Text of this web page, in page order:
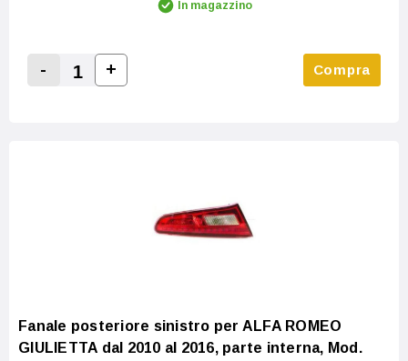
In magazzino
Decrease Quantity:
-
Increase Quantity:
+ Compra
Fanale posteriore sinistro per ALFA ROMEO
GIULIETTA dal 2010 al 2016, parte interna, Mod.